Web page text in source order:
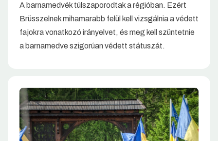
A barnamedvék túlszaporodtak a régióban. Ezért
Brüsszelnek mihamarabb felül kell vizsgálnia a védett
fajokra vonatkozó irányelvet, és meg kell szüntetnie
a barnamedve szigorúan védett státuszát.